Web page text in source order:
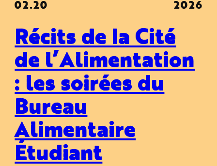
02.20 2026
Récits de la Cité
de l’Alimentation
: les soirées du
Bureau
Alimentaire
Étudiant